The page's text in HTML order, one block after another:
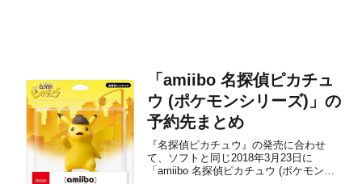
「amiibo 名探偵ピカチュ
ウ (ポケモンシリーズ)」の
予約先まとめ
『名探偵ピカチュウ』の発売に合わせ
て、ソフトと同じ2018年3月23日に
「amiibo 名探偵ピカチュウ (ポケモンシ